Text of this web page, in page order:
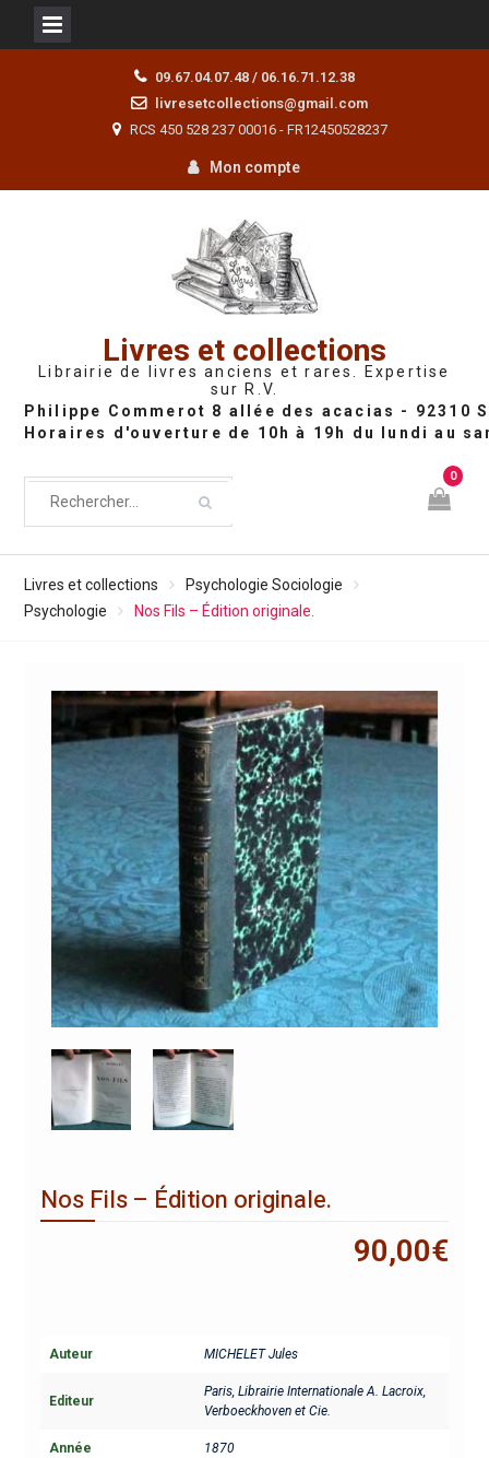
09.67.04.07.48 / 06.16.71.12.38
livresetcollections@gmail.com
RCS 450 528 237 00016 - FR12450528237
Mon compte
Livres et collections
Librairie de livres anciens et rares. Expertise
sur R.V.
0
Livres et collections
Psychologie Sociologie
Psychologie
Nos Fils – Édition originale.
Nos Fils – Édition originale.
90,00€
Auteur MICHELET Jules
Editeur
Paris, Librairie Internationale A. Lacroix,
Verboeckhoven et Cie.
Année 1870